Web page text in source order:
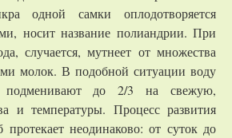
одной самки оплодотворяется
носит название полиандрии. При
случается, мутнеет от множества
молок. В подобной ситуации воду
до 2/3 на свежую,
и температуры. Процесс развития
неодинаково: от суток до